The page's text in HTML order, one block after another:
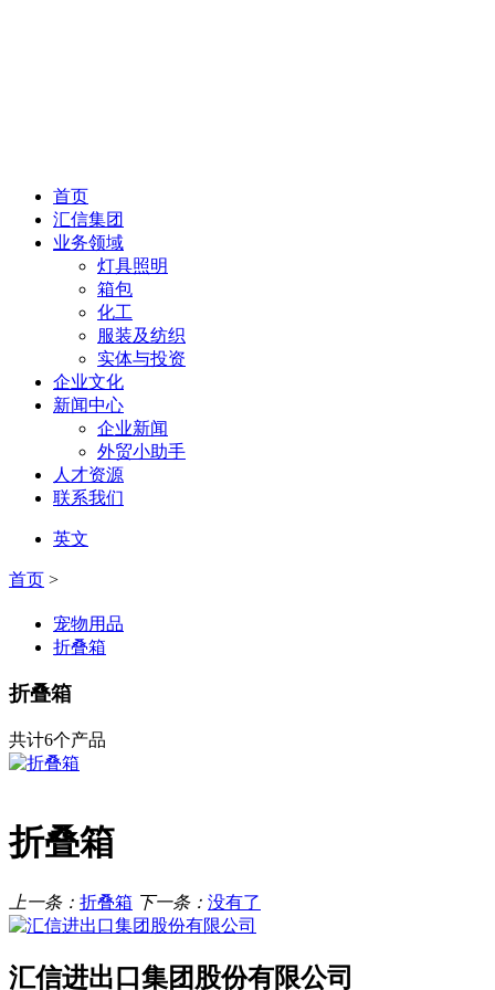
首页
汇信集团
业务领域
灯具照明
箱包
化工
服装及纺织
实体与投资
企业文化
新闻中心
企业新闻
外贸小助手
人才资源
联系我们
英文
首页 >
宠物用品
折叠箱
折叠箱
共计6个产品
折叠箱
上一条： 折叠箱 下一条： 没有了
汇信进出口集团股份有限公司